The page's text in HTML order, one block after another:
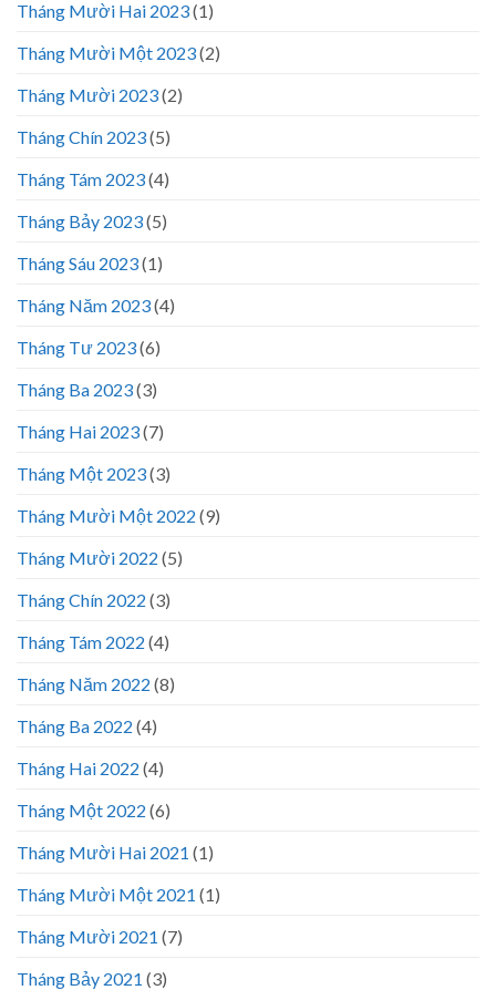
Tháng Mười Hai 2023(1)
Tháng Mười Một 2023(2)
Tháng Mười 2023(2)
Tháng Chín 2023(5)
Tháng Tám 2023(4)
Tháng Bảy 2023(5)
Tháng Sáu 2023(1)
Tháng Năm 2023(4)
Tháng Tư 2023(6)
Tháng Ba 2023(3)
Tháng Hai 2023(7)
Tháng Một 2023(3)
Tháng Mười Một 2022 (9)
Tháng Mười 2022 (5)
Tháng Chín 2022 (3)
Tháng Tám 2022 (4)
Tháng Năm 2022 (8)
Tháng Ba 2022 (4)
Tháng Hai 2022 (4)
Tháng Một 2022 (6)
Tháng Mười Hai 2021 (1)
Tháng Mười Một 2021 (1)
Tháng Mười 2021 (7)
Tháng Bảy 2021 (3)